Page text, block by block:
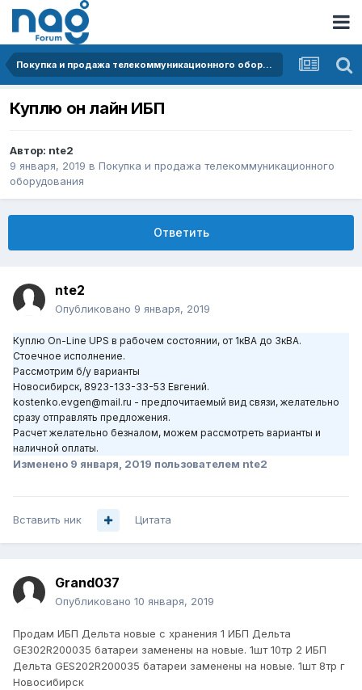
Покупка и продажа телекоммуникационного оборудования
Куплю он лайн ИБП
Автор: nte2
9 января, 2019 в Покупка и продажа телекоммуникационного
оборудования
Ответить
nte2
Опубликовано 9 января, 2019
Куплю On-Line UPS в рабочем состоянии, от 1кВА до 3кВА.
Стоечное исполнение.
Рассмотрим б/у варианты
Новосибирск, 8923-133-33-53 Евгений.
kostenko.evgen@mail.ru - предпочитаемый вид связи, желательно
сразу отправлять предложения.
Расчет желательно безналом, можем рассмотреть варианты и
наличной оплаты.
Изменено 9 января, 2019 пользователем nte2
Вставить ник Цитата
Grand037
Опубликовано 10 января, 2019
Продам ИБП Дельта новые с хранения 1 ИБП Дельта
GE302R200035 батареи заменены на новые. 1шт 10тр 2 ИБП
Дельта GES202R200035 батареи заменены на новые. 1шт 8тр г
Новосибирск